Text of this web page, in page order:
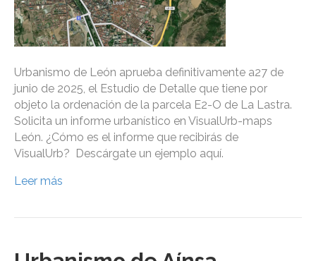
Urbanismo de León aprueba definitivamente a27 de
junio de 2025, el Estudio de Detalle que tiene por
objeto la ordenación de la parcela E2-O de La Lastra.
Solicita un informe urbanístico en VisualUrb-maps
León. ¿Cómo es el informe que recibirás de
VisualUrb? Descárgate un ejemplo aquí.
Leer más